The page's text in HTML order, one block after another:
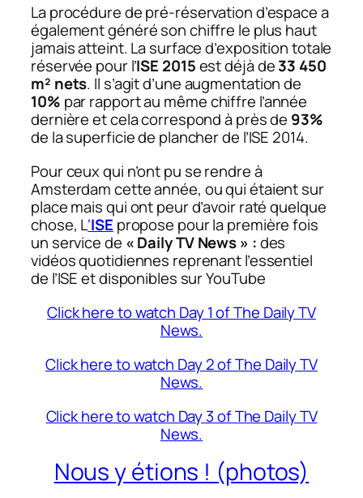
La procédure de pré-réservation d’espace a
également généré son chiffre le plus haut
jamais atteint. La surface d’exposition totale
réservée pour l’ISE 2015est déjà de33 450
m² nets. Il s’agit d’une augmentation de
10% par rapport au même chiffre l’année
dernière et cela correspond à près de 93%
de la superficie de plancher de l’ISE 2014.
Pour ceux qui n’ont pu se rendre à
Amsterdam cette année, ou qui étaient sur
place mais qui ont peur d’avoir raté quelque
chose, L‘ISE propose pour la première fois
un service de « Daily TV News » :des
vidéos quotidiennes reprenant l’essentiel
de l’ISE et disponibles sur YouTube
Click here to watch Day 1 of The Daily TV
News.
Click here to watch Day 2 of The Daily TV
News.
Click here to watch Day 3 of The Daily TV
News.
Nous y étions ! (photos)